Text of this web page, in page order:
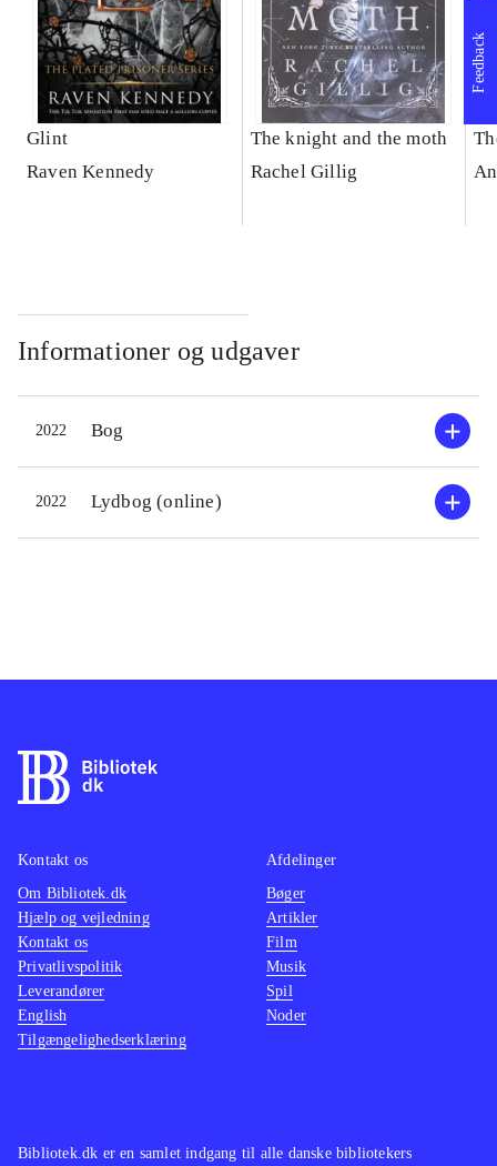
Glint
Raven Kennedy
The knight and the moth
Rachel Gillig
Informationer og udgaver
2022 Bog
2022 Lydbog (online)
Feedback
Bibliotek.dk er en samlet indgang til alle danske bibliotekers
Kontakt os
Om Bibliotek.dk
Hjælp og vejledning
Kontakt os
Privatlivspolitik
Leverandører
English
Tilgængelighedserklæring
Afdelinger
Bøger
Artikler
Film
Musik
Spil
Noder